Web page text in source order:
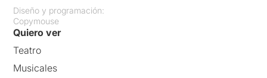
Diseño y programación:
Copymouse
Quiero ver
Teatro
Musicales